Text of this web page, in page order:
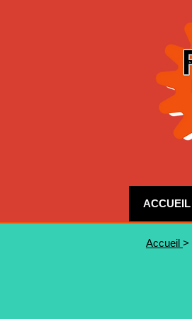
ACCUEIL
Accueil >